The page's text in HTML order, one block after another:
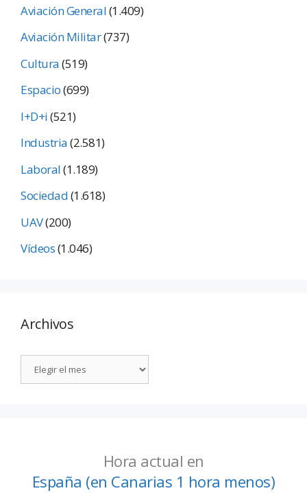
Aviación General(1.409)
Aviación Militar(737)
Cultura(519)
Espacio(699)
I+D+i(521)
Industria(2.581)
Laboral(1.189)
Sociedad(1.618)
UAV(200)
Vídeos(1.046)
Archivos
Hora actual en
España (en Canarias 1 hora menos)